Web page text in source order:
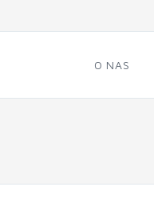
O NAS